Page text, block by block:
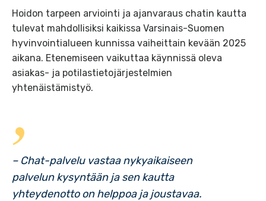
Hoidon tarpeen arviointi ja ajanvaraus chatin kautta
tulevat mahdollisiksi kaikissa Varsinais-Suomen
hyvinvointialueen kunnissa vaiheittain kevään 2025
aikana. Etenemiseen vaikuttaa käynnissä oleva
asiakas- ja potilastietojärjestelmien
yhtenäistämistyö.
– Chat-palvelu vastaa nykyaikaiseen
palvelun kysyntään ja sen kautta
yhteydenotto on helppoa ja joustavaa.